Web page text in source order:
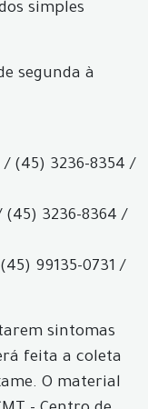
simples
segunda à
/ (45) 3236-8354 /
(45) 3236-8364 /
99135-0731 /
sintomas
feita a coleta
O material